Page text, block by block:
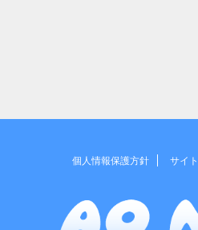
個人情報保護方針 サイ